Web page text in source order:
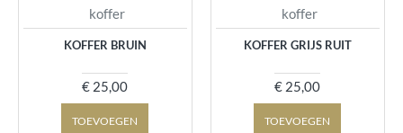
koffer
KOFFER BRUIN
€ 25,00
TOEVOEGEN
koffer
KOFFER GRIJS RUIT
€ 25,00
TOEVOEGEN